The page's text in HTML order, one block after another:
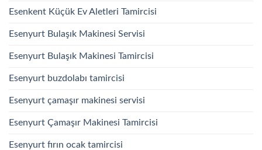
Esenkent Küçük Ev Aletleri Tamircisi
Esenyurt Bulaşık Makinesi Servisi
Esenyurt Bulaşık Makinesi Tamircisi
Esenyurt buzdolabı tamircisi
Esenyurt çamaşır makinesi servisi
Esenyurt Çamaşır Makinesi Tamircisi
Esenyurt fırın ocak tamircisi